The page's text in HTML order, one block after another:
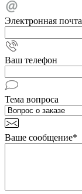
Электронная почта
Ваш телефон
Тема вопроса
Ваше сообщение*